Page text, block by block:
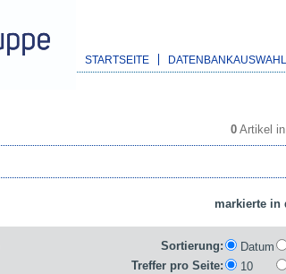
STARTSEITE DATENBANKAUSWAHL
0 Artikel in
Sortierung: Datum
Treffer pro Seite:
10